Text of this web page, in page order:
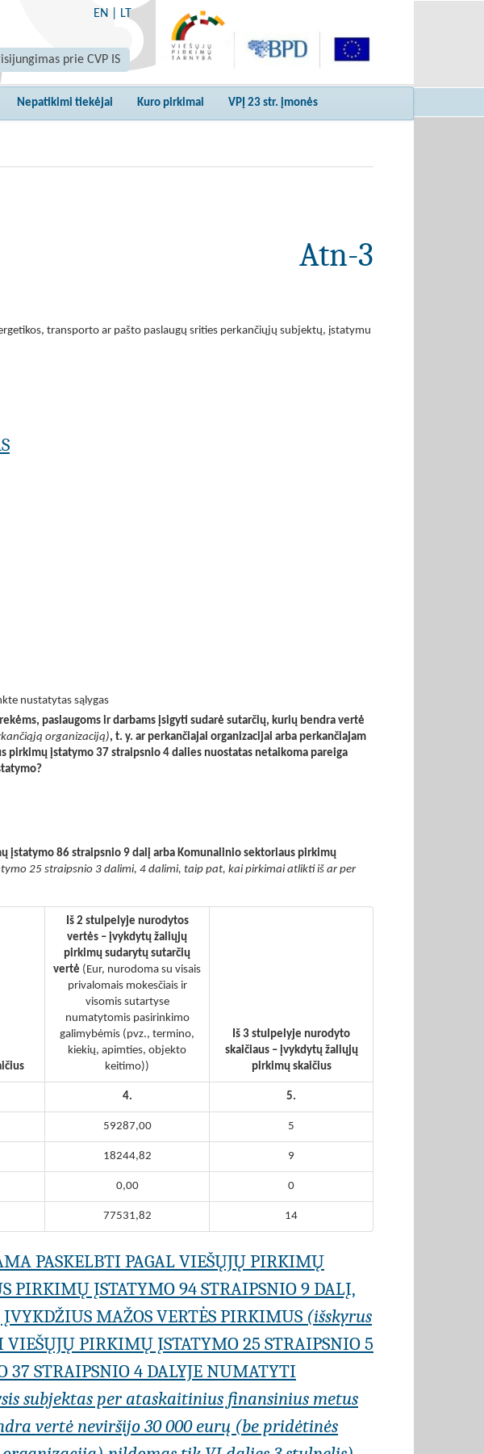
EN LT
prie CVP IS
Nepatikimi tiekėjai Kuro pirkimai VPĮ 23 str. įmonės
Atn-3
transporto ar pašto paslaugų srities perkančiųjų subjektų, įstatymu
nustatytas sąlygas
paslaugoms ir darbams įsigyti sudarė sutarčių, kurių bendra vertė
organizaciją), t. y. ar perkančiajai organizacijai arba perkančiajam
įstatymo 37 straipsnio 4 dalies nuostatas netaikoma pareiga
įstatymo 86 straipsnio 9 dalį arba Komunalinio sektoriaus pirkimų
25 straipsnio 3 dalimi, 4 dalimi, taip pat, kai pirkimai atlikti iš ar per
Iš 2 stulpelyje nurodytos
vertės – įvykdytų žaliųjų
pirkimų sudarytų sutarčių
vertė (Eur, nurodoma su visais
privalomais mokesčiais ir
visomis sutartyse
numatytomis pasirinkimo
galimybėmis (pvz., termino,
kiekių, apimties, objekto
keitimo))
Iš 3 stulpelyje nurodyto
skaičiaus – įvykdytų žaliųjų
pirkimų skaičius
4. 5.
59287,00 5
18244,82 9
0,00 0
77531,82 14
PASKELBTI PAGAL VIEŠŲJŲ PIRKIMŲ
PIRKIMŲ ĮSTATYMO 94 STRAIPSNIO 9 DALĮ,
MAŽOS VERTĖS PIRKIMUS (išskyrus
VIEŠŲJŲ PIRKIMŲ ĮSTATYMO 25 STRAIPSNIO 5
STRAIPSNIO 4 DALYJE NUMATYTI
subjektas per ataskaitinius finansinius metus
vertė neviršijo 30 000 eurų (be pridėtinės